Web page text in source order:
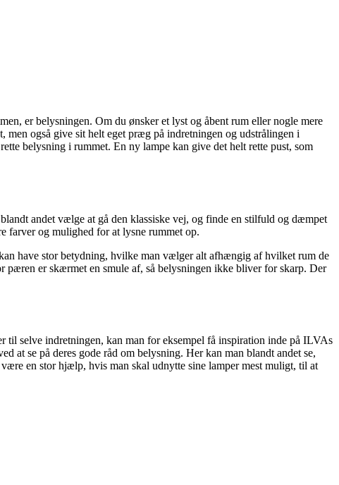
er belysningen. Om du ønsker et lyst og åbent rum eller nogle mere
men også give sit helt eget præg på indretningen og udstrålingen i
belysning i rummet. En ny lampe kan give det helt rette pust, som
andet vælge at gå den klassiske vej, og finde en stilfuld og dæmpet
farver og mulighed for at lysne rummet op.
have stor betydning, hvilke man vælger alt afhængig af hvilket rum de
pæren er skærmet en smule af, så belysningen ikke bliver for skarp. Der
selve indretningen, kan man for eksempel få inspiration inde på ILVAs
at se på deres gode råd om belysning. Her kan man blandt andet se,
en stor hjælp, hvis man skal udnytte sine lamper mest muligt, til at